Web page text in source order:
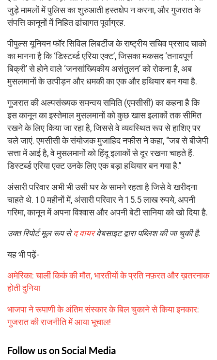
जुड़े मामलों में पुलिस का शुरुआती हस्तक्षेप न करना, और गुजरात के
संपत्ति कानूनों में निहित ढांचागत पूर्वाग्रह.
पीपुल्स यूनियन फॉर सिविल लिबर्टीज के राष्ट्रीय सचिव प्रसाद चाको
का मानना है कि ‘डिस्टर्ब्ड एरिया एक्ट’, जिसका मकसद ‘तनावपूर्ण
बिक्री’ से होने वाले ‘जनसांख्यिकीय असंतुलन’ को रोकना है, अब
मुसलमानों के उत्पीड़न और धमकी का एक और हथियार बन गया है.
गुजरात की अल्पसंख्यक समन्वय समिति (एमसीसी) का कहना है कि
इस कानून का इस्तेमाल मुसलमानों को कुछ खास इलाकों तक सीमित
रखने के लिए किया जा रहा है, जिससे वे व्यवस्थित रूप से हाशिए पर
चले जाएं. एमसीसी के संयोजक मुजाहिद नफीस ने कहा, “जब से बीजेपी
सत्ता में आई है, वे मुसलमानों को हिंदू इलाकों से दूर रखना चाहते हैं.
डिस्टर्ब्ड एरिया एक्ट उनके लिए एक बड़ा हथियार बन गया है.”
अंसारी परिवार अभी भी उसी घर के सामने रहता है जिसे वे खरीदना
चाहते थे. 10 महीनों में, अंसारी परिवार ने 15.5 लाख रुपये, अपनी
गरिमा, कानून में अपना विश्वास और अपनी बेटी सानिया को खो दिया है.
उक्त रिपोर्ट मूल रूप सेद वायरवेबसाइट द्वारा पब्लिश की जा चुकी है.
यह भी पढ़ें-
अमेरिका: चार्ली किर्क की मौत, भारतीयों के प्रति नफ़रत और ख़तरनाक
होती दुनिया
भाजपा ने रूपाणी के अंतिम संस्कार के बिल चुकाने से किया इनकार:
गुजरात की राजनीति में आया भूचाल!
Follow us on Social Media